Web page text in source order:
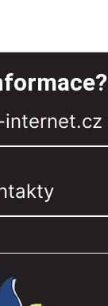
internet.cz